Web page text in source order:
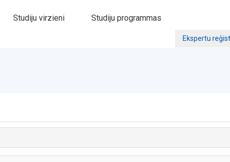
Studiju virzieni Studiju programmas
Ekspertu